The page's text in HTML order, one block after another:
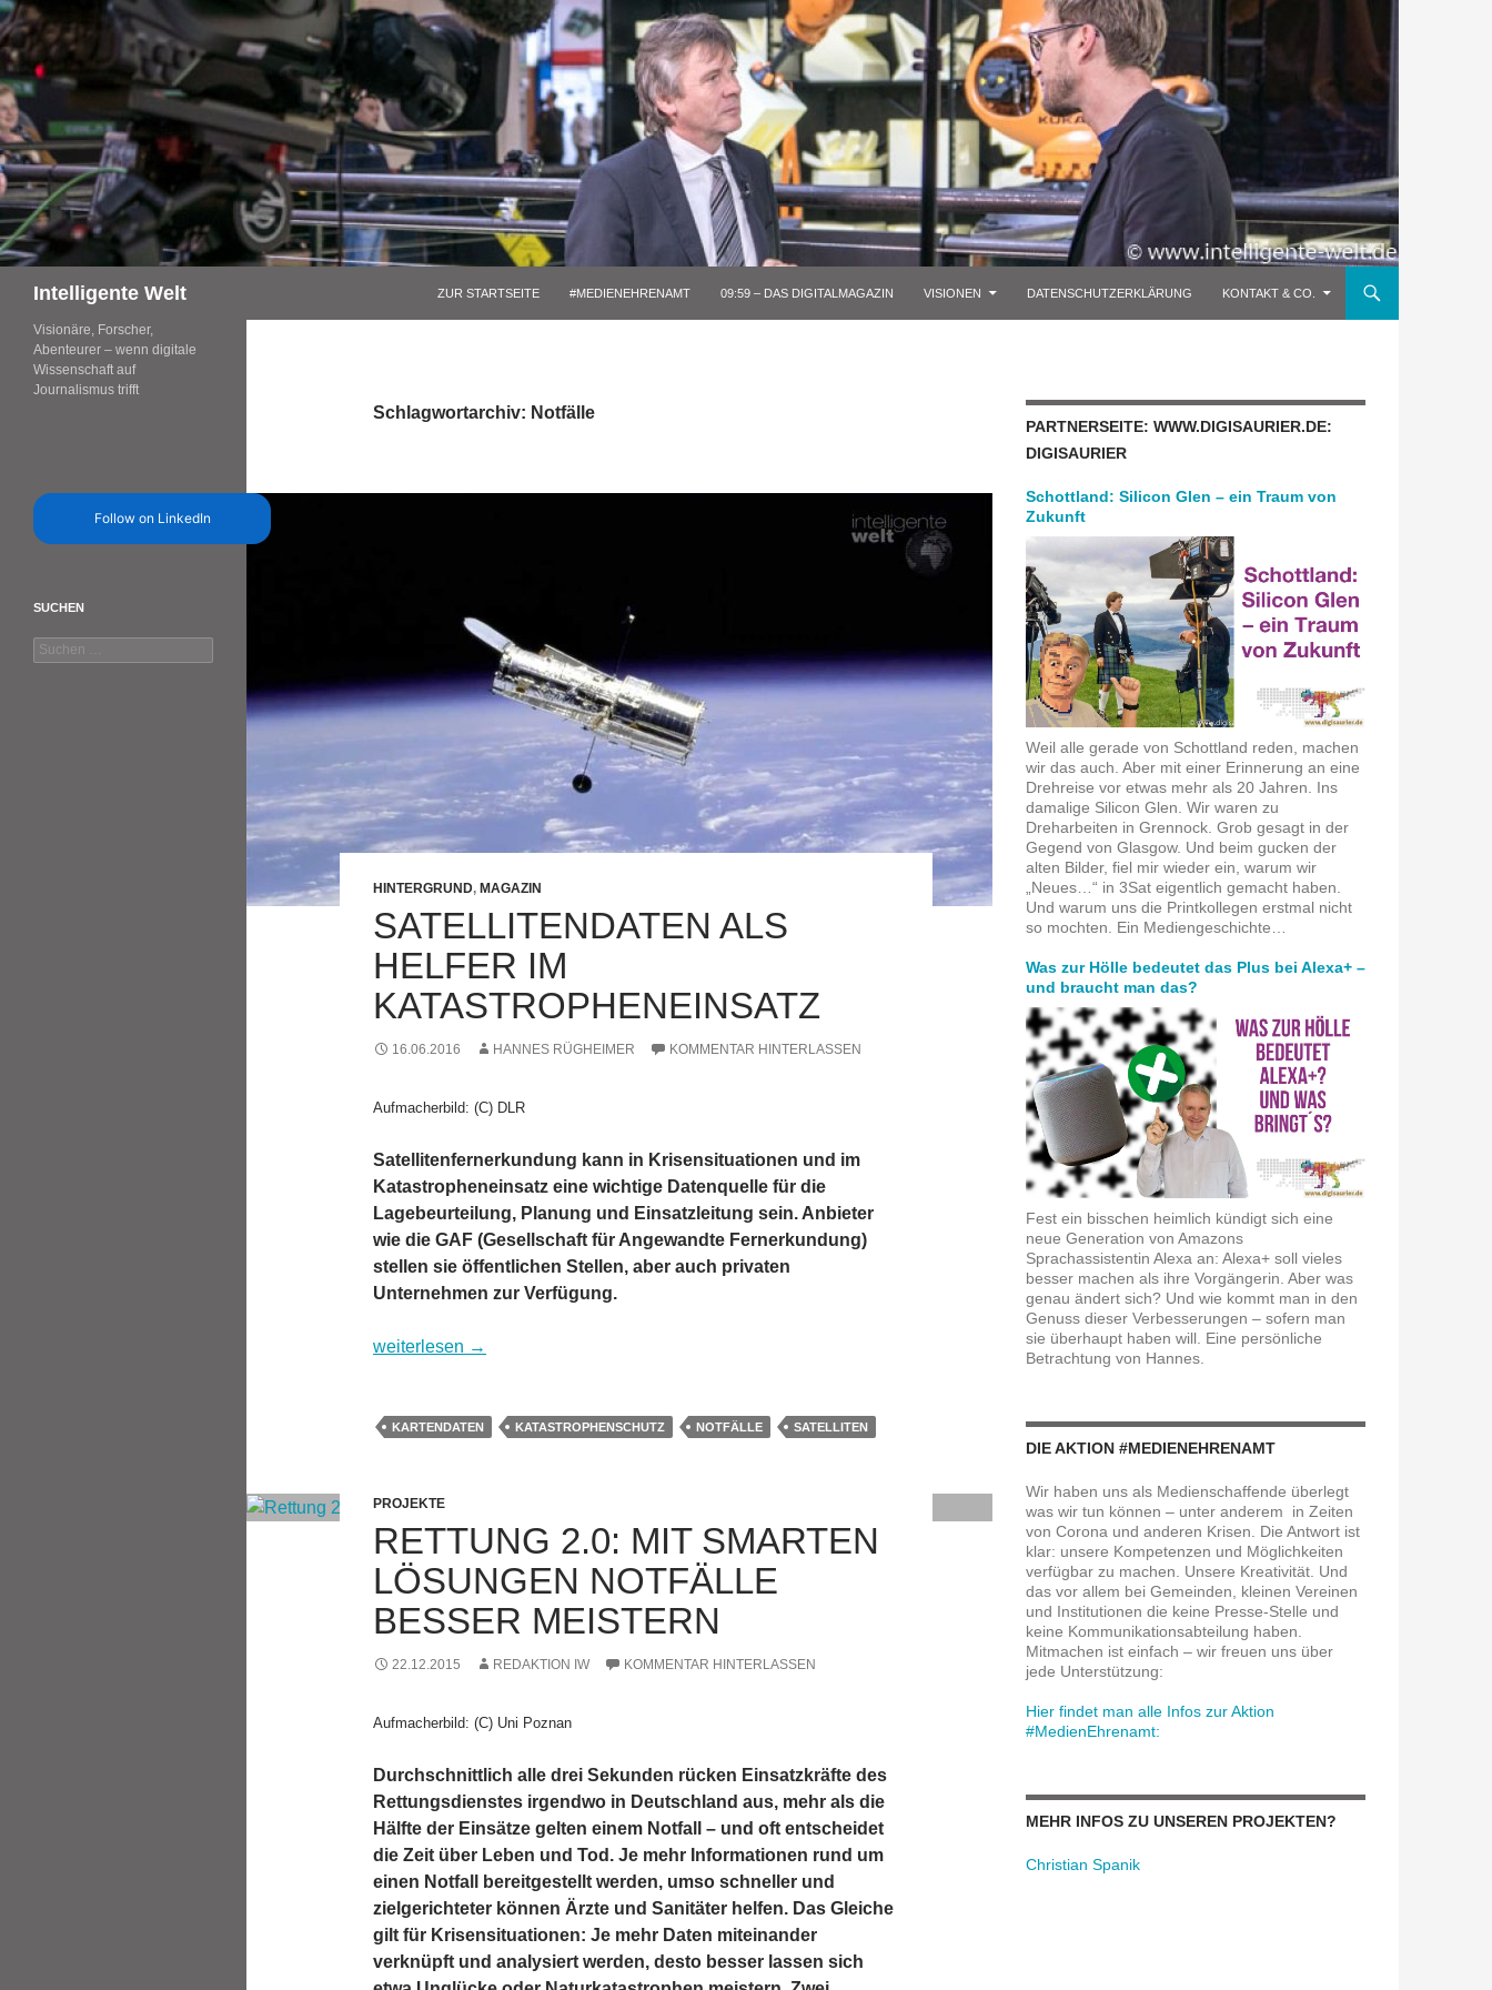
Zum
Inhalt
springen
Intelligente Welt ZUR STARTSEITE #MEDIENEHRENAMT 09:59 – DAS DIGITALMAGAZIN VISIONEN DATENSCHUTZERKLÄRUNG KONTAKT & CO.
Schlagwortarchiv: Notfälle
HINTERGRUND, MAGAZIN
SATELLITENDATEN ALS
HELFER IM
KATASTROPHENEINSATZ
16.06.2016 HANNES RÜGHEIMER KOMMENTAR HINTERLASSEN
Aufmacherbild: (C) DLR
Satellitenfernerkundung kann in Krisensituationen und im
Katastropheneinsatz eine wichtige Datenquelle für die
Lagebeurteilung, Planung und Einsatzleitung sein. Anbieter
wie die GAF (Gesellschaft für Angewandte Fernerkundung)
stellen sie öffentlichen Stellen, aber auch privaten
Unternehmen zur Verfügung.
Satellitendaten als Helfer im Katastropheneinsatz
weiterlesen →
KARTENDATEN KATASTROPHENSCHUTZ NOTFÄLLE SATELLITEN
PROJEKTE
RETTUNG 2.0: MIT SMARTEN
LÖSUNGEN NOTFÄLLE
BESSER MEISTERN
22.12.2015 REDAKTION IW KOMMENTAR HINTERLASSEN
Aufmacherbild: (C) Uni Poznan
Durchschnittlich alle drei Sekunden rücken Einsatzkräfte des
Rettungsdienstes irgendwo in Deutschland aus, mehr als die
Hälfte der Einsätze gelten einem Notfall – und oft entscheidet
die Zeit über Leben und Tod. Je mehr Informationen rund um
einen Notfall bereitgestellt werden, umso schneller und
zielgerichteter können Ärzte und Sanitäter helfen. Das Gleiche
gilt für Krisensituationen: Je mehr Daten miteinander
verknüpft und analysiert werden, desto besser lassen sich
PARTNERSEITE: WWW.DIGISAURIER.DE:
DIGISAURIER
Schottland: Silicon Glen – ein Traum von
Zukunft
Weil alle gerade von Schottland reden, machen
wir das auch. Aber mit einer Erinnerung an eine
Drehreise vor etwas mehr als 20 Jahren. Ins
damalige Silicon Glen. Wir waren zu
Dreharbeiten in Grennock. Grob gesagt in der
Gegend von Glasgow. Und beim gucken der
alten Bilder, fiel mir wieder ein, warum wir
„Neues…“ in 3Sat eigentlich gemacht haben.
Und warum uns die Printkollegen erstmal nicht
so mochten. Ein Mediengeschichte…
Was zur Hölle bedeutet das Plus bei Alexa+ –
und braucht man das?
Fest ein bisschen heimlich kündigt sich eine
neue Generation von Amazons
Sprachassistentin Alexa an: Alexa+ soll vieles
besser machen als ihre Vorgängerin. Aber was
genau ändert sich? Und wie kommt man in den
Genuss dieser Verbesserungen – sofern man
sie überhaupt haben will. Eine persönliche
Betrachtung von Hannes.
DIE AKTION #MEDIENEHRENAMT
Wir haben uns als Medienschaffende überlegt
was wir tun können – unter anderem in Zeiten
von Corona und anderen Krisen. Die Antwort ist
klar: unsere Kompetenzen und Möglichkeiten
verfügbar zu machen. Unsere Kreativität. Und
das vor allem bei Gemeinden, kleinen Vereinen
und Institutionen die keine Presse-Stelle und
keine Kommunikationsabteilung haben.
Mitmachen ist einfach – wir freuen uns über
jede Unterstützung:
Hier findet man alle Infos zur Aktion
#MedienEhrenamt:
MEHR INFOS ZU UNSEREN PROJEKTEN?
Christian Spanik
Visionäre, Forscher,
Abenteurer – wenn digitale
Wissenschaft auf
Journalismus trifft
Follow on LinkedIn
SUCHEN
Suchen
nach: